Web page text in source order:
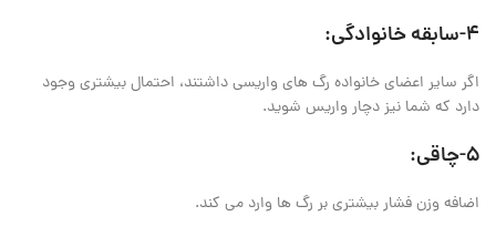
4-سابقه خانوادگی:
اگر سایر اعضای خانواده رگ های واریسی داشتند، احتمال بیشتری وجود
دارد که شما نیز دچار واریس شوید.
5-چاقی:
اضافه وزن فشار بیشتری بر رگ ها وارد می کند.